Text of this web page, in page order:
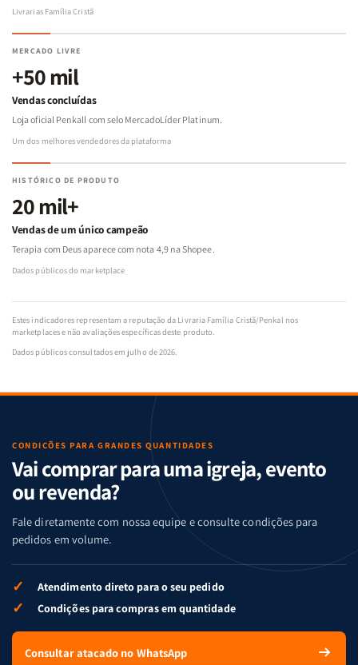
Livrarias Família Cristã
MERCADO LIVRE
+50 mil
Vendas concluídas
Loja oficial Penkall com selo MercadoLíder Platinum.
Um dos melhores vendedores da plataforma
HISTÓRICO DE PRODUTO
20 mil+
Vendas de um único campeão
Terapia com Deus aparece com nota 4,9 na Shopee.
Dados públicos do marketplace
Estes indicadores representam a reputação da Livraria Família Cristã/Penkal nos
marketplaces e não avaliações específicas deste produto.
Dados públicos consultados em julho de 2026.
CONDIÇÕES PARA GRANDES QUANTIDADES
Vai comprar para uma igreja, evento
ou revenda?
Fale diretamente com nossa equipe e consulte condições para
pedidos em volume.
✓ Atendimento direto para o seu pedido
✓ Condições para compras em quantidade
Consultar atacado no WhatsApp